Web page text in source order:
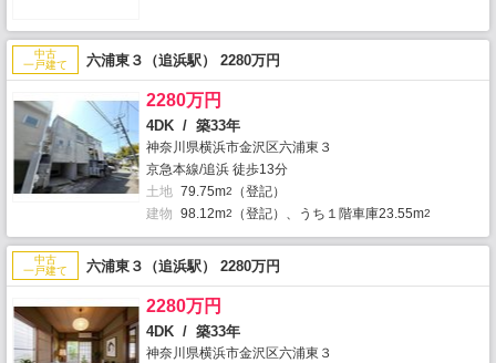
中古
一戸建て
六浦東３（追浜駅） 2280万円
2280万円
4DK / 築33年
神奈川県横浜市金沢区六浦東３
京急本線/追浜 徒歩13分
土地 79.75m2
（登記）
建物 98.12m2 （登記）、うち１階車庫23.55m2
中古
一戸建て
六浦東３（追浜駅） 2280万円
2280万円
4DK / 築33年
神奈川県横浜市金沢区六浦東３